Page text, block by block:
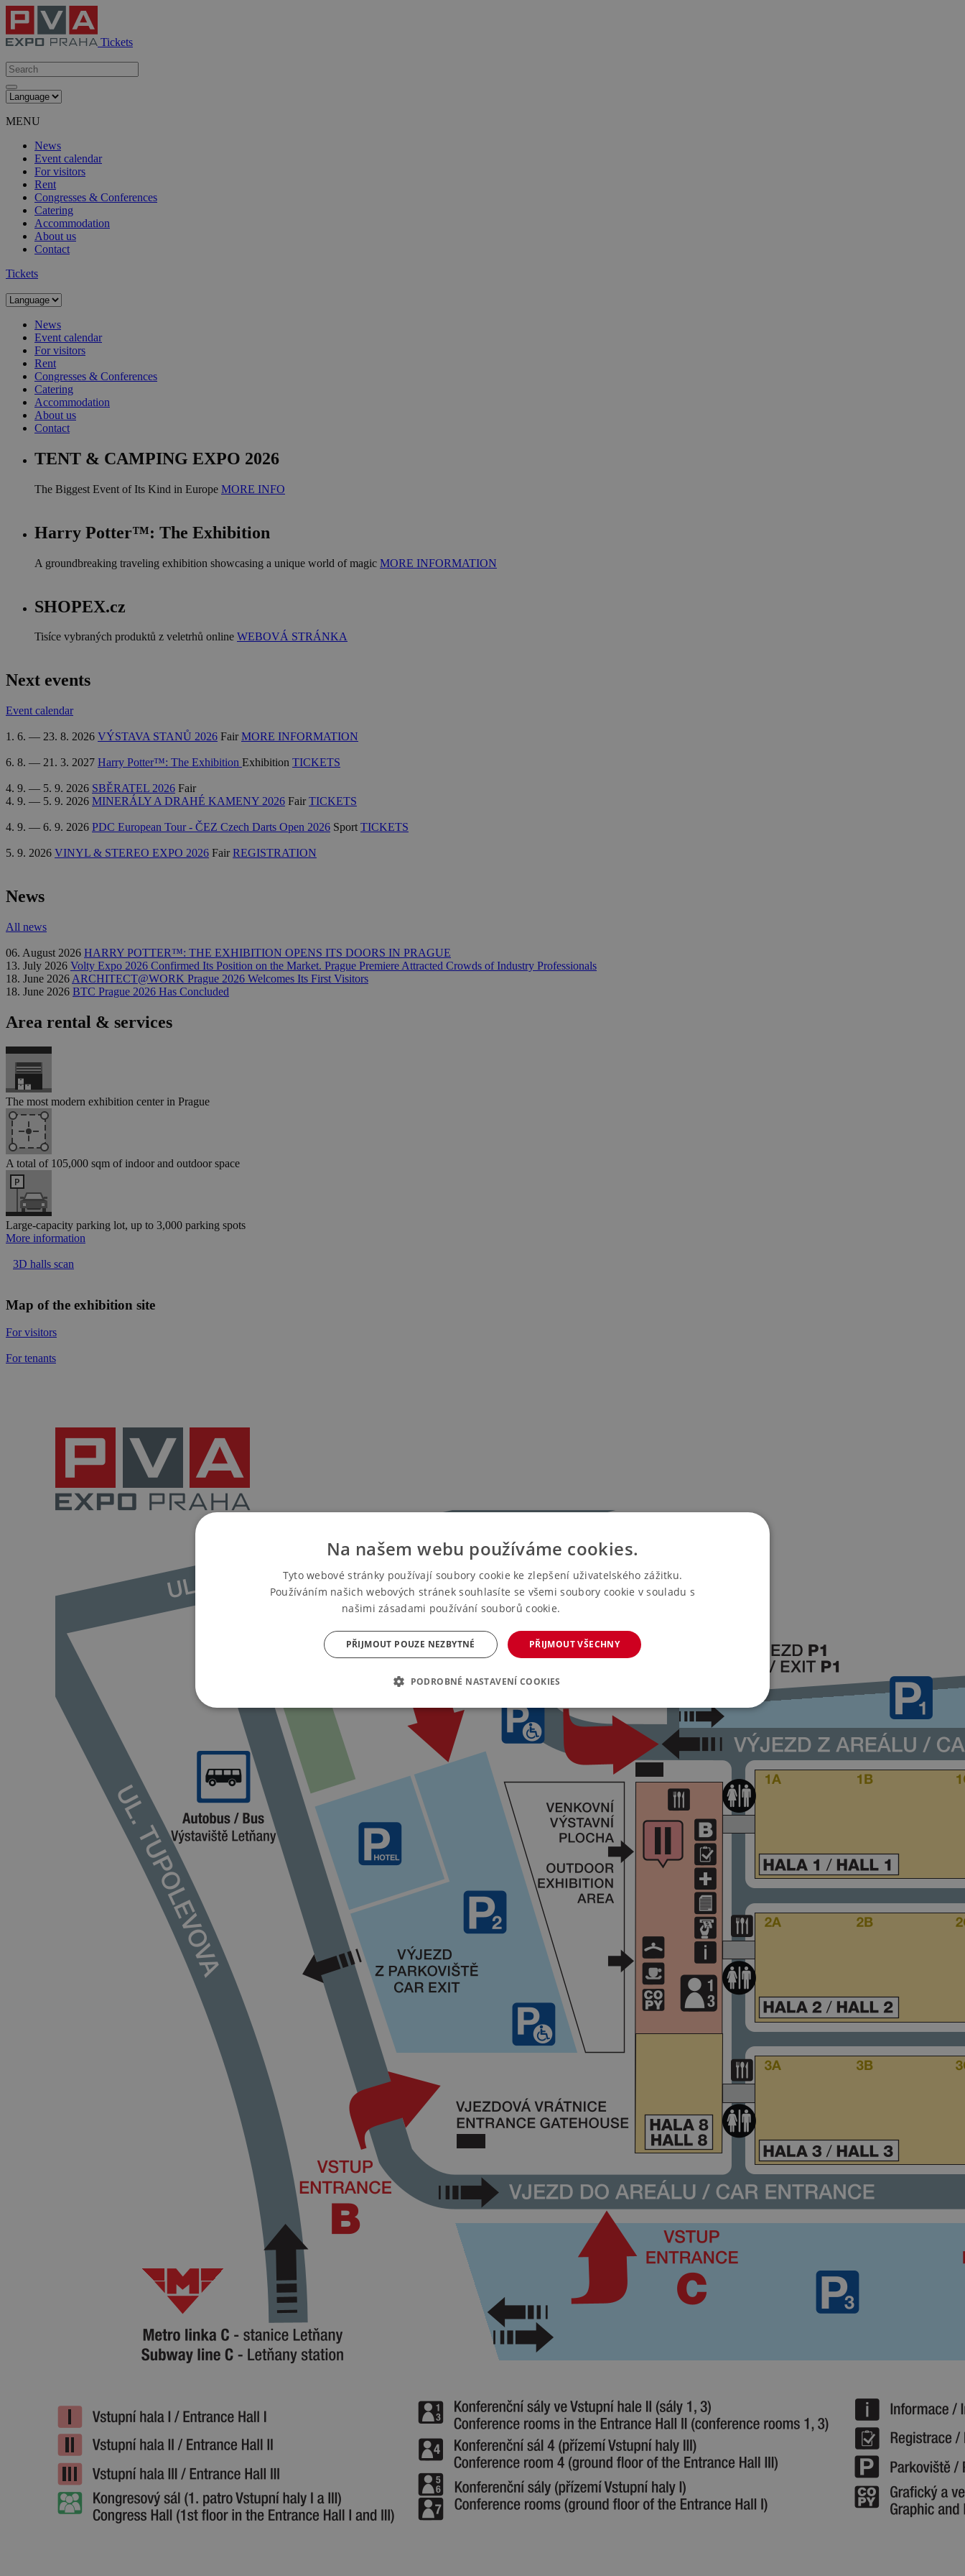
Tickets
MENU
News
Event calendar
For visitors
Rent
Congresses & Conferences
Catering
Accommodation
About us
Contact
Tickets
News
Event calendar
For visitors
Rent
Congresses & Conferences
Catering
Accommodation
About us
Contact
TENT & CAMPING EXPO 2026
The Biggest Event of Its Kind in Europe MORE INFO
Harry Potter™: The Exhibition
A groundbreaking traveling exhibition showcasing a unique world of magic MORE INFORMATION
SHOPEX.cz
Tisíce vybraných produktů z veletrhů online WEBOVÁ STRÁNKA
Next events
Event calendar
1. 6. — 23. 8. 2026 VÝSTAVA STANŮ 2026 Fair MORE INFORMATION
6. 8. — 21. 3. 2027 Harry Potter™: The Exhibition Exhibition TICKETS
4. 9. — 5. 9. 2026 SBĚRATEL 2026 Fair
4. 9. — 5. 9. 2026 MINERÁLY A DRAHÉ KAMENY 2026 Fair TICKETS
4. 9. — 6. 9. 2026 PDC European Tour - ČEZ Czech Darts Open 2026 Sport TICKETS
5. 9. 2026 VINYL & STEREO EXPO 2026 Fair REGISTRATION
News
All news
06. August 2026 HARRY POTTER™: THE EXHIBITION OPENS ITS DOORS IN PRAGUE
13. July 2026 Volty Expo 2026 Confirmed Its Position on the Market. Prague Premiere Attracted Crowds of Industry Professionals
18. June 2026 ARCHITECT@WORK Prague 2026 Welcomes Its First Visitors
18. June 2026 BTC Prague 2026 Has Concluded
Area rental & services
The most modern exhibition center in Prague
A total of 105,000 sqm of indoor and outdoor space
Large-capacity parking lot, up to 3,000 parking spots
More information
3D halls scan
Map of the exhibition site
For visitors
For tenants
Na našem webu používáme cookies.
Tyto webové stránky používají soubory cookie ke zlepšení uživatelského zážitku.
Používáním našich webových stránek souhlasíte se všemi soubory cookie v souladu s
našimi zásadami používání souborů cookie.
PŘIJMOUT VŠECHNY
PŘIJMOUT POUZE NEZBYTNÉ
PODROBNÉ NASTAVENÍ COOKIES